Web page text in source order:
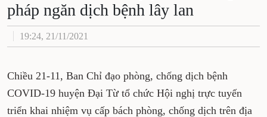
pháp ngăn dịch bệnh lây lan
19:24, 21/11/2021
Chiều 21-11, Ban Chỉ đạo phòng, chống dịch bệnh
COVID-19 huyện Đại Từ tổ chức Hội nghị trực tuyến
triển khai nhiệm vụ cấp bách phòng, chống dịch trên địa